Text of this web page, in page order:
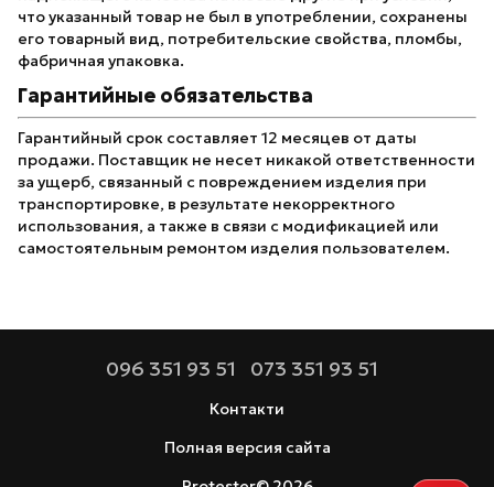
что указанный товар не был в употреблении, сохранены
его товарный вид, потребительские свойства, пломбы,
фабричная упаковка.
Гарантийные обязательства
Гарантийный срок составляет 12 месяцев от даты
продажи. Поставщик не несет никакой ответственности
за ущерб, связанный с повреждением изделия при
транспортировке, в результате некорректного
использования, а также в связи с модификацией или
самостоятельным ремонтом изделия пользователем.
096 351 93 51 073 351 93 51
Контакти
Полная версия сайта